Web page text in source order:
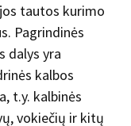
tautos kurimo
Pagrindinės
dalys yra
kalbos
t.y. kalbinės
vokiečių ir kitų